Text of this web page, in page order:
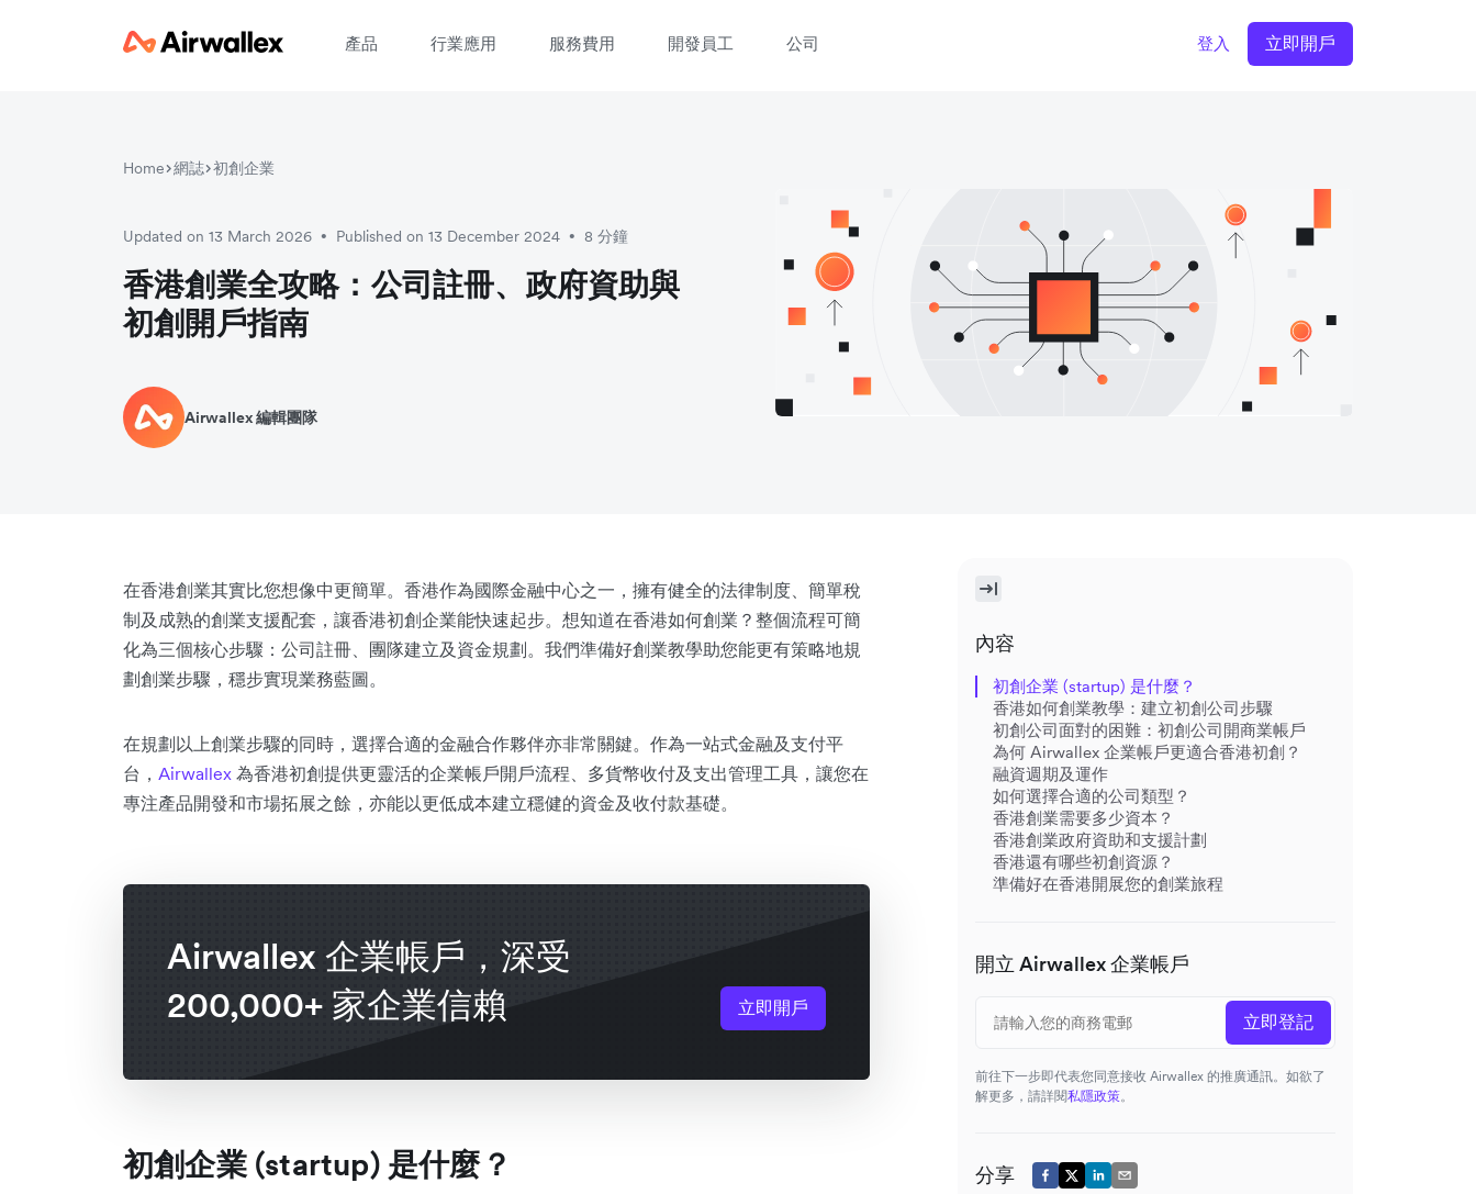
產品 行業應用 服務費用 開發員工 公司 登入 立即開戶
Home 網誌 初創企業
Updated on 13 March 2026 • Published on 13 December 2024 • 8 分鐘
香港創業全攻略：公司註冊、政府資助與
初創開戶指南
Airwallex 編輯團隊
在香港創業其實比您想像中更簡單。香港作為國際金融中心之一，擁有健全的法律制度、簡單稅
制及成熟的創業支援配套，讓香港初創企業能快速起步。想知道在香港如何創業？整個流程可簡
化為三個核心步驟：公司註冊、團隊建立及資金規劃。我們準備好創業教學助您能更有策略地規
劃創業步驟，穩步實現業務藍圖。
在規劃以上創業步驟的同時，選擇合適的金融合作夥伴亦非常關鍵。作為一站式金融及支付平
台， Airwallex 為香港初創提供更靈活的企業帳戶開戶流程、多貨幣收付及支出管理工具，讓您在
專注產品開發和市場拓展之餘，亦能以更低成本建立穩健的資金及收付款基礎。
Airwallex 企業帳戶，深受
200,000+ 家企業信賴
立即開戶
初創企業 (startup) 是什麼？
內容
初創企業 (startup) 是什麼？
香港如何創業教學：建立初創公司步驟
初創公司面對的困難：初創公司開商業帳戶
為何 Airwallex 企業帳戶更適合香港初創？
融資週期及運作
如何選擇合適的公司類型？
香港創業需要多少資本？
香港創業政府資助和支援計劃
香港還有哪些初創資源？
準備好在香港開展您的創業旅程
開立 Airwallex 企業帳戶
立即登記
前往下一步即代表您同意接收 Airwallex 的推廣通訊。如欲了
解更多，請詳閱私隱政策。
分享